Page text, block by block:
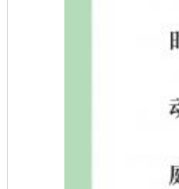
完善运行机制助力责任有效